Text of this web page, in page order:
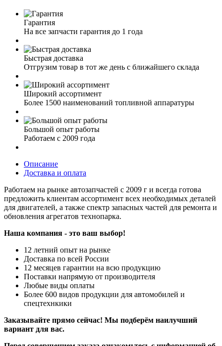
Гарантия
На все запчасти гарантия до 1 года
Быстрая доставка
Отгрузим товар в тот же день с ближайшего склада
Широкий ассортимент
Более 1500 наименований топливной аппаратуры
Большой опыт работы
Работаем с 2009 года
Описание
Доставка и оплата
Работаем на рынке автозапчастей с 2009 г и всегда готова
предложить клиентам ассортимент всех необходимых деталей
для двигателей, а также спектр запасных частей для ремонта и
обновления агрегатов технопарка.
Наша компания - это ваш выбор!
12 летний опыт на рынке
Доставка по всей России
12 месяцев гарантии на всю продукцию
Поставки напрямую от производителя
Любые виды оплаты
Более 600 видов продукции для автомобилей и
спецтехнкики
Заказывайте прямо сейчас! Мы подберём наилучший
вариант для вас.